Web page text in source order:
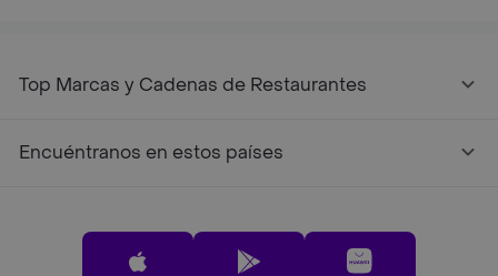
Top Marcas y Cadenas de Restaurantes
Encuéntranos en estos países